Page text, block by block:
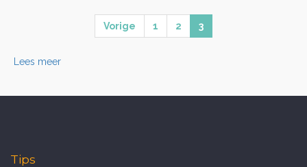
Vorige 1 2 3
Lees meer
Tips